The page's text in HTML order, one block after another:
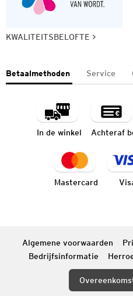
KWALITEITSBELOFTE
Betaalmethoden Service
In de winkel Achteraf
Mastercard
Algemene voorwaarden
Bedrijfsinformatie